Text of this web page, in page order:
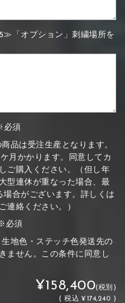
「オプション」刺繍場所を
必須
品は受注生産となります。
月かかります。同意してカ
ご購入ください。（但し年
型連休が重なった場合、最
場合がございます。詳しくは
連絡ください。）
必須
地色・ステッチ色発送先の
ません。この条件に同意し
¥158,400(税別)
(税込 ¥174,240 )